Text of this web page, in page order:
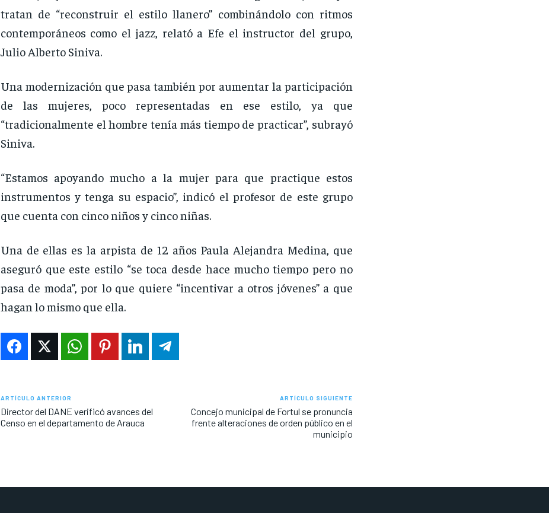
tratan de “reconstruir el estilo llanero” combinándolo con ritmos
contemporáneos como el jazz, relató a Efe el instructor del grupo,
Julio Alberto Siniva.
Una modernización que pasa también por aumentar la participación
de las mujeres, poco representadas en ese estilo, ya que
“tradicionalmente el hombre tenía más tiempo de practicar”, subrayó
Siniva.
“Estamos apoyando mucho a la mujer para que practique estos
instrumentos y tenga su espacio”, indicó el profesor de este grupo
que cuenta con cinco niños y cinco niñas.
Una de ellas es la arpista de 12 años Paula Alejandra Medina, que
aseguró que este estilo “se toca desde hace mucho tiempo pero no
pasa de moda”, por lo que quiere “incentivar a otros jóvenes” a que
hagan lo mismo que ella.
ARTÍCULO ANTERIOR
Director del DANE verificó avances del
Censo en el departamento de Arauca
ARTÍCULO SIGUIENTE
Concejo municipal de Fortul se pronuncia
frente alteraciones de orden público en el
municipio